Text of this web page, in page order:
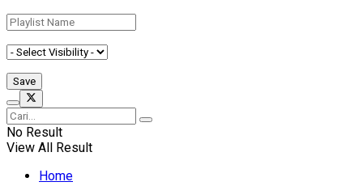
No Result
View All Result
Home